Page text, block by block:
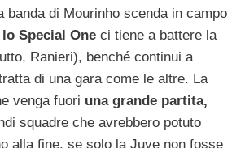
banda di Mourinho scenda in campo
lo Special One ci tiene a battere la
Ranieri), benché continui a
di una gara come le altre. La
venga fuori una grande partita,
squadre che avrebbero potuto
alla fine, se solo la Juve non fosse